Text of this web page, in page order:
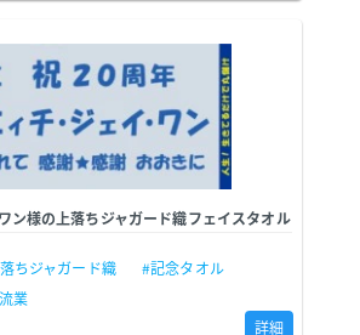
ン様の上落ちジャガード織フェイスタオル
ちジャガード織
#記念タオル
業
詳細